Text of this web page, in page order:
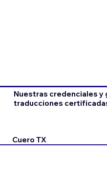
Nuestras credenciales y
traducciones
Cuero TX